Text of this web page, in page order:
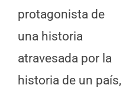
protagonista de
una historia
atravesada por la
historia de un país,